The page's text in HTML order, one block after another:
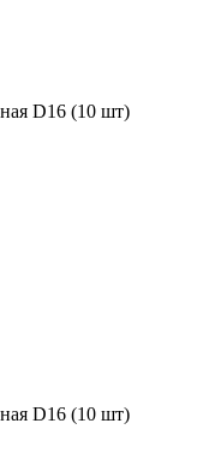
D16 (10 шт)
D16 (10 шт)